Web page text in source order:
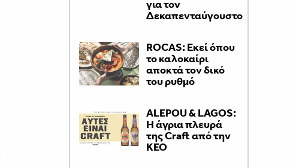
για τον
Δεκαπενταύγουστο
ROCAS: Εκεί όπου
το καλοκαίρι
αποκτά τον δικό
του ρυθμό
ALEPOU & LAGOS:
Η άγρια πλευρά
της Craft από την
ΚΕΟ